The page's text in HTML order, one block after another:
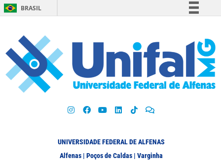
BRASIL
Participe
Acesso à informação
Legislação
UNIVERSIDADE FEDERAL DE ALFENAS
Alfenas | Poços de Caldas | Varginha